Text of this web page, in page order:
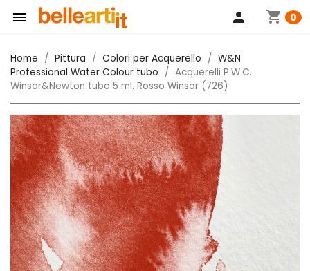
 shopping_cart 0
person
Home Pittura Colori per Acquerello
W&N
Professional Water Colour tubo
Acquerelli P.W.C.
Winsor&Newton tubo 5 ml. Rosso Winsor (726)